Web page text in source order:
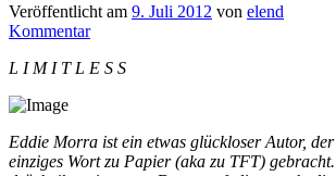
Veröffentlicht am 9. Juli 2012 von elend
Kommentar
L I M I T L E S S
Eddie Morra ist ein etwas glückloser Autor,
einziges Wort zu Papier (aka zu TFT)